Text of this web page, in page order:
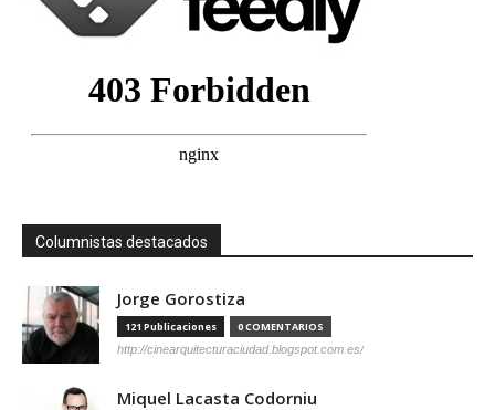
Columnistas destacados
Jorge Gorostiza
121 Publicaciones 0 COMENTARIOS
http://cinearquitecturaciudad.blogspot.com.es/
Miquel Lacasta Codorniu